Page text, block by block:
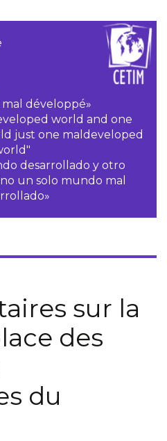
développé»
world and one
just one maldeveloped
desarrollado y otro
un solo mundo mal
sur la
des
du